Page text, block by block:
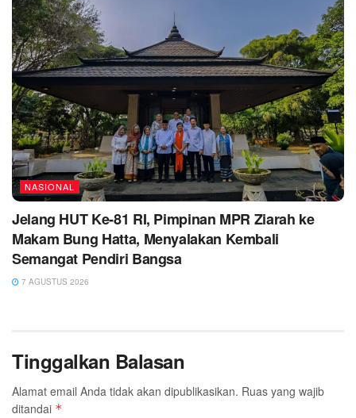
NASIONAL
Jelang HUT Ke-81 RI, Pimpinan MPR Ziarah ke
Makam Bung Hatta, Menyalakan Kembali
Semangat Pendiri Bangsa
7 AGUSTUS 2026
Tinggalkan Balasan
Alamat email Anda tidak akan dipublikasikan. Ruas yang wajib
ditandai *